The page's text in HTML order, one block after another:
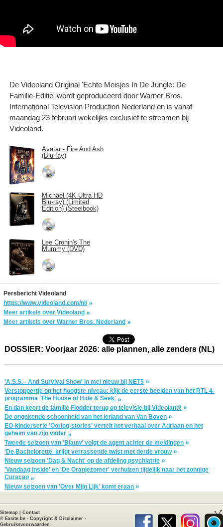
De Videoland Original 'Echte Meisjes In De Jungle: De
Familie-Editie' wordt geproduceerd door Warner Bros.
International Television Production Nederland en is vanaf
maandag 23 februari wekelijks exclusief te streamen bij
Videoland.
Avatar - Fire And Ash
(Blu-ray)
Michael (4K Ultra HD
Blu-ray) (Limited
Edition) (Steelbook)
Lee Cronin's The
Mummy (DVD)
Persbericht Videoland
https://www.videoland.com/nl/
Meer artikels over Videoland
Meer artikels over Warner Bros. Nederland
DOSSIER: Voorjaar 2026: alle plannen, alle zenders (NL)
'A.S.S. - Anti Survival Show' in mei nieuw bij NET5
Verstoppertje op het hoogste niveau: kijk de eerste beelden van het RTL 4-
programma 'The House of Hide & Seek'
En dan keert de familie Flodder terug op televisie bij Videoland!
De ongekende schoonheid van het Ierland van Van Boven
EO-kinderserie 'Oorlog-stories' vertelt het verhaal over Adriaan en het
geheim van zijn vader
Tweede seizoen van 'Blauw' volgt de agent achter de meldingen
'De Bachelorette' krijgt verrassende twist met derde vrouw
Nieuw seizoen 'Dag & Nacht' op de afdeling psychiatrie
'Vandaag Inside' en 'De Oranjezomer' verhuizen tijdelijk naar het zonnige
Curaçao
Nieuw seizoen van 'Over Mijn Lijk' komt eraan
Sitemap
Contact
© Exsite.be - Copyright & Disclaimer -
Gebruiksvoorwaarden